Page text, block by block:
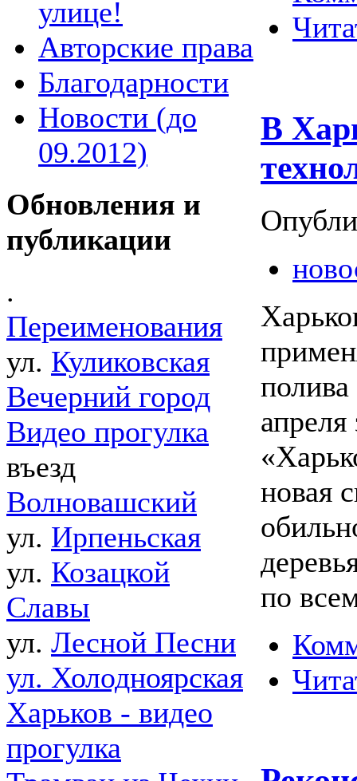
улице!
Авторские права
Благодарности
Новости (до
09.2012)
Обновления и
публикации
.
Переименования
ул. Куликовская
Вечерний город
Видео прогулка
въезд
Волновашский
ул. Ирпеньская
ул. Козацкой
Славы
ул. Лесной Песни
ул. Холодноярская
Харьков - видео
прогулка
В
новая
по